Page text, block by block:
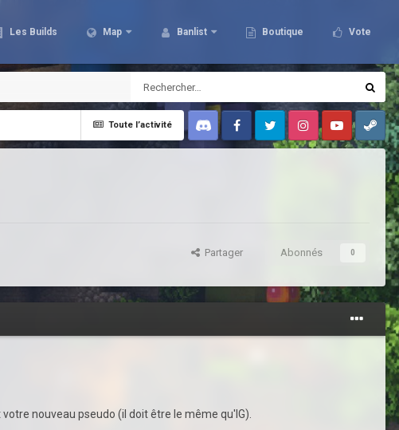
Les Builds Map Banlist Boutique Vote
Toute l’activité
Discord FacebookTwitter InstagramYoutubeSteam
Partager Abonnés 0
nouveau pseudo (il doit être le même qu'IG).